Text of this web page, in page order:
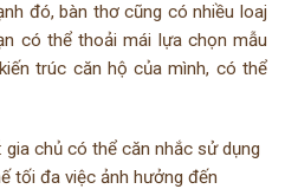
đó, bàn thơ cũng có nhiều loaj
có thể thoải mái lựa chọn mẫu
trúc căn hộ của mình, có thể
chủ có thể căn nhắc sử dụng
tối đa việc ảnh hưởng đến